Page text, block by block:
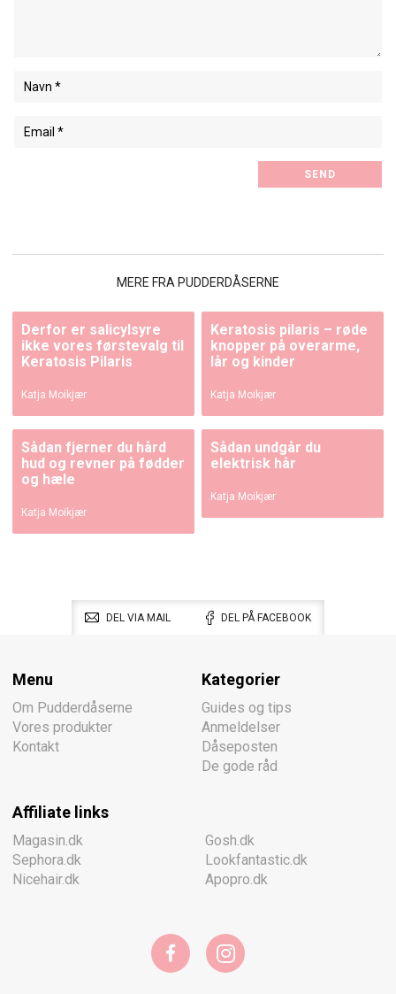
MERE FRA PUDDERDÅSERNE
Derfor er salicylsyre
ikke vores førstevalg til
Keratosis Pilaris
Katja Moikjær
Keratosis pilaris – røde
knopper på overarme,
lår og kinder
Katja Moikjær
Sådan fjerner du hård
hud og revner på fødder
og hæle
Katja Moikjær
Sådan undgår du
elektrisk hår
Katja Moikjær
DEL VIA MAIL DEL PÅ FACEBOOK
Menu
Om Pudderdåserne
Vores produkter
Kontakt
Kategorier
Guides og tips
Anmeldelser
Dåseposten
De gode råd
Affiliate links
Magasin.dk
Sephora.dk
Nicehair.dk
Gosh.dk
Lookfantastic.dk
Apopro.dk